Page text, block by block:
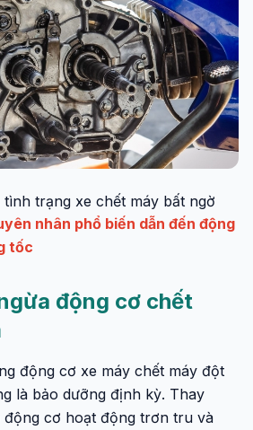
trạng xe chết máy bất ngờ
nhân phổ biến dẫn đến động
tốc
động cơ chết
động cơ xe máy chết máy đột
là bảo dưỡng định kỳ. Thay
động cơ hoạt động trơn tru và